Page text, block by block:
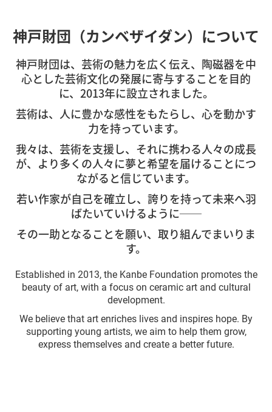
神戸財団（カンベザイダン）について
神戸財団は、芸術の魅力を広く伝え、陶磁器を中
心とした芸術文化の発展に寄与することを目的
に、2013年に設立されました。
芸術は、人に豊かな感性をもたらし、心を動かす
力を持っています。
我々は、芸術を支援し、それに携わる人々の成長
が、より多くの人々に夢と希望を届けることにつ
ながると信じています。
若い作家が自己を確立し、誇りを持って未来へ羽
ばたいていけるように──
その一助となることを願い、取り組んでまいりま
す。
Established in 2013, the Kanbe Foundation promotes the
beauty of art, with a focus on ceramic art and cultural
development.
We believe that art enriches lives and inspires hope. By
supporting young artists, we aim to help them grow,
express themselves and create a better future.